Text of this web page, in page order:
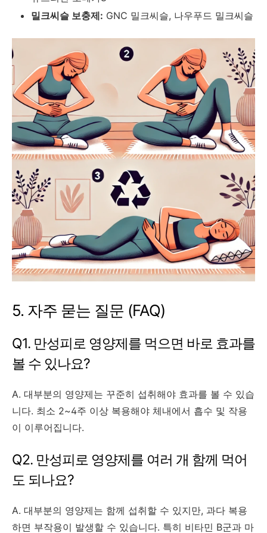
밀크씨슬 보충제: GNC 밀크씨슬, 나우푸드 밀크씨슬
5. 자주 묻는 질문 (FAQ)
Q1. 만성피로 영양제를 먹으면 바로 효과를
볼 수 있나요?
A. 대부분의 영양제는 꾸준히 섭취해야 효과를 볼 수 있습
니다. 최소 2~4주 이상 복용해야 체내에서 흡수 및 작용
이 이루어집니다.
Q2. 만성피로 영양제를 여러 개 함께 먹어
도 되나요?
A. 대부분의 영양제는 함께 섭취할 수 있지만, 과다 복용
하면 부작용이 발생할 수 있습니다. 특히 비타민 B군과 마